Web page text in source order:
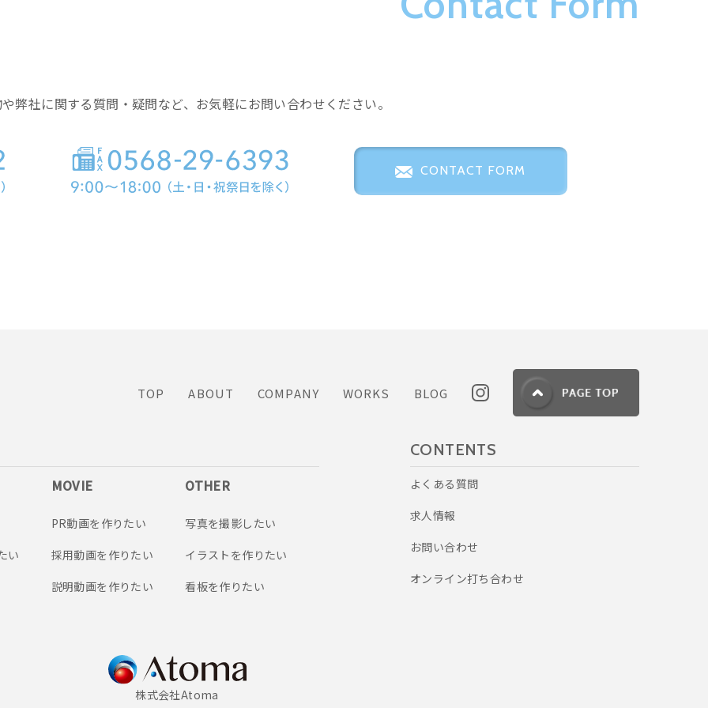
弊社に関する質問・疑問など、お気軽にお問い合わせください。
CONTACT FORM
TOP ABOUT COMPANY WORKS BLOG
い
MOVIE
PR動画を作りたい
採用動画を作りたい
説明動画を作りたい
OTHER
写真を撮影したい
イラストを作りたい
看板を作りたい
CONTENTS
よくある質問
求人情報
お問い合わせ
オンライン打ち合わせ
株式会社Atoma